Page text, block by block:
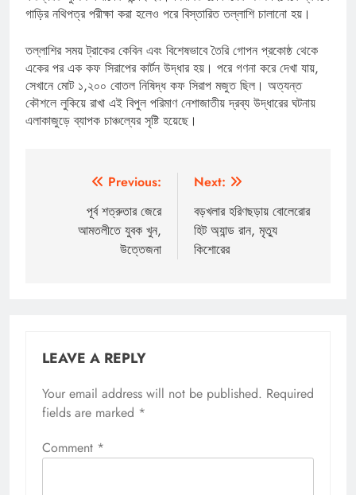
গাড়ির নথিপত্র পরীক্ষা করা হলেও পরে বিস্তারিত তল্লাশি চালানো হয়।
তল্লাশির সময় ট্রাকের কেবিন এবং বিশেষভাবে তৈরি গোপন প্রকোষ্ঠ থেকে
একের পর এক কফ সিরাপের কার্টন উদ্ধার হয়। পরে গণনা করে দেখা যায়,
সেখানে মোট ১,২০০ বোতল নিষিদ্ধ কফ সিরাপ মজুত ছিল। অত্যন্ত
কৌশলে লুকিয়ে রাখা এই বিপুল পরিমাণ নেশাজাতীয় দ্রব্য উদ্ধারের ঘটনায়
এলাকাজুড়ে ব্যাপক চাঞ্চল্যের সৃষ্টি হয়েছে।
navigation
Previous:
পূর্ব শত্রুতার জেরে
আমতলীতে যুবক খুন,
উত্তেজনা
Next:
বড়খলার হরিণছড়ায় বোলেরোর
হিট অ্যান্ড রান, মৃত্যু
কিশোরের
LEAVE A REPLY
Your email address will not be published. Required
fields are marked *
Comment *